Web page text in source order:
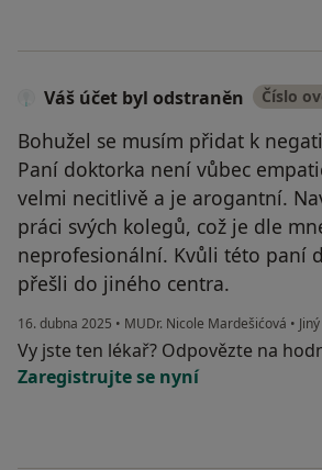
Váš účet byl odstraněn Číslo
Bohužel se musím přidat k
Paní doktorka není vůbec
velmi necitlivě a je arogantní.
práci svých kolegů, což je dle
neprofesionální. Kvůli této paní
přešli do jiného centra.
16. dubna 2025 • MUDr. Nicole Mardešićová • Jiný
Vy jste ten lékař? Odpovězte na
Zaregistrujte se nyní